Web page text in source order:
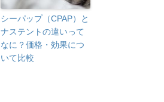
シーパップ（CPAP）と
ナステントの違いって
なに？価格・効果につ
いて比較